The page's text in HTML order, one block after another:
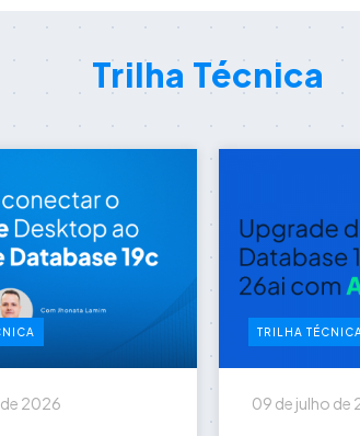
Trilha Técnica
de 2026
TRILHA
09 de julho de